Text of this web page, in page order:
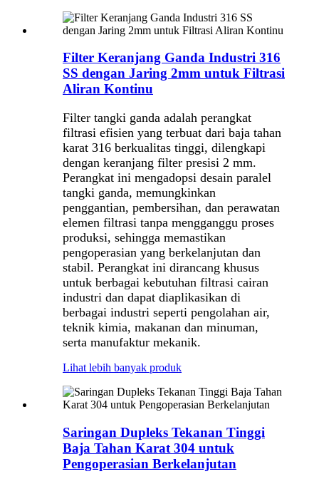
Filter Keranjang Ganda Industri 316
SS dengan Jaring 2mm untuk Filtrasi
Aliran Kontinu
Filter tangki ganda adalah perangkat
filtrasi efisien yang terbuat dari baja tahan
karat 316 berkualitas tinggi, dilengkapi
dengan keranjang filter presisi 2 mm.
Perangkat ini mengadopsi desain paralel
tangki ganda, memungkinkan
penggantian, pembersihan, dan perawatan
elemen filtrasi tanpa mengganggu proses
produksi, sehingga memastikan
pengoperasian yang berkelanjutan dan
stabil. Perangkat ini dirancang khusus
untuk berbagai kebutuhan filtrasi cairan
industri dan dapat diaplikasikan di
berbagai industri seperti pengolahan air,
teknik kimia, makanan dan minuman,
serta manufaktur mekanik.
Lihat lebih banyak produk
Saringan Dupleks Tekanan Tinggi
Baja Tahan Karat 304 untuk
Pengoperasian Berkelanjutan